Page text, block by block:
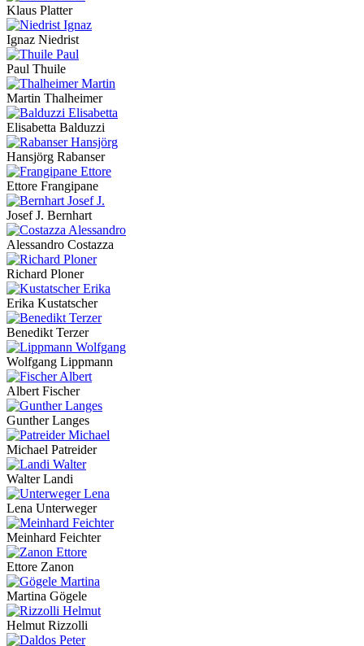
Klaus Platter
Ignaz Niedrist
Paul Thuile
Martin Thalheimer
Elisabetta Balduzzi
Hansjörg Rabanser
Ettore Frangipane
Josef J. Bernhart
Alessandro Costazza
Richard Ploner
Erika Kustatscher
Benedikt Terzer
Wolfgang Lippmann
Albert Fischer
Gunther Langes
Michael Patreider
Walter Landi
Lena Unterweger
Meinhard Feichter
Ettore Zanon
Martina Gögele
Helmut Rizzolli